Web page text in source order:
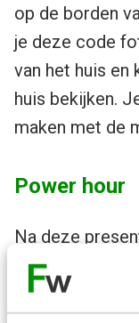
op de borden
je deze code
van het huis en
huis bekijken.
maken met de
Power hour
Na deze
enigszins op
startups tonen